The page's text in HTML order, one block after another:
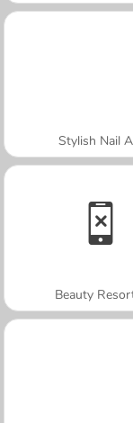
Stylish Nail
Beauty